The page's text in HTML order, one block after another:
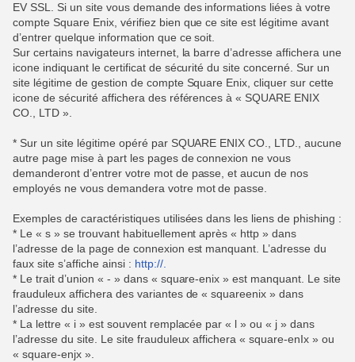
EV SSL. Si un site vous demande des informations liées à votre
compte Square Enix, vérifiez bien que ce site est légitime avant
d’entrer quelque information que ce soit.
Sur certains navigateurs internet, la barre d’adresse affichera une
icone indiquant le certificat de sécurité du site concerné. Sur un
site légitime de gestion de compte Square Enix, cliquer sur cette
icone de sécurité affichera des références à « SQUARE ENIX
CO., LTD ».
* Sur un site légitime opéré par SQUARE ENIX CO., LTD., aucune
autre page mise à part les pages de connexion ne vous
demanderont d’entrer votre mot de passe, et aucun de nos
employés ne vous demandera votre mot de passe.
Exemples de caractéristiques utilisées dans les liens de phishing :
* Le « s » se trouvant habituellement après « http » dans
l’adresse de la page de connexion est manquant. L’adresse du
faux site s’affiche ainsi : http://.
* Le trait d’union « - » dans « square-enix » est manquant. Le site
frauduleux affichera des variantes de « squareenix » dans
l’adresse du site.
* La lettre « i » est souvent remplacée par « l » ou « j » dans
l’adresse du site. Le site frauduleux affichera « square-enIx » ou
« square-enjx ».